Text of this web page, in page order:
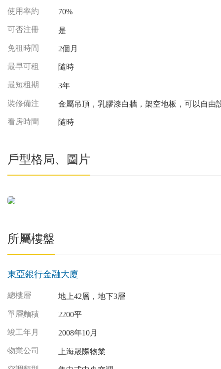
使用率約 70%
可否注冊 是
免租時間 2個月
最早可租 隨時
最短租期 3年
裝修備注 金屬吊頂，乳膠漆白牆，架空地板，可以自
看房時間 隨時
戶型格局、圖片
所屬樓盤
東亞銀行金融大廈
總樓層 地上42層，地下3層
單層麵積 2200平
竣工年月 2008年10月
物業公司 上海晟際物業